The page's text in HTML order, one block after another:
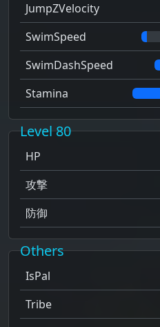
JumpZVelocity
SwimSpeed
SwimDashSpeed
Stamina
Level 80
HP
攻撃
防御
Others
IsPal
Tribe